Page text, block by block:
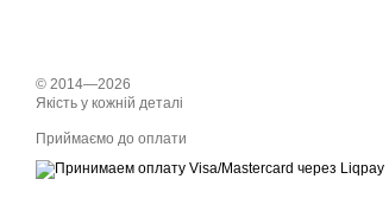
© 2014—2026
Якість у кожній деталі
Приймаємо до оплати